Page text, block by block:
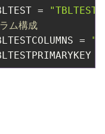
= "TBLTEST"
ム構成
=